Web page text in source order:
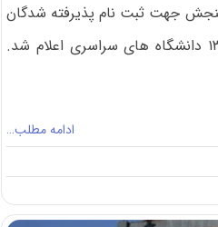
جهت ثبت نام پذیرفته شدگان
کنکور کارشناسی ارشد سال ۱۳۹۸ دانشگاه های سراسری اعلام شد.
ادامه مطلب…